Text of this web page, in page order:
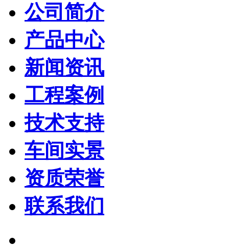
公司简介
产品中心
新闻资讯
工程案例
技术支持
车间实景
资质荣誉
联系我们